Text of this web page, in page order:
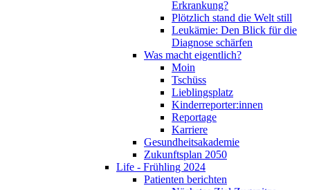
Erkrankung?
Plötzlich stand die Welt still
Leukämie: Den Blick für die
Diagnose schärfen
Was macht eigentlich?
Moin
Tschüss
Lieblingsplatz
Kinderreporter:innen
Reportage
Karriere
Gesundheitsakademie
Zukunftsplan 2050
Life - Frühling 2024
Patienten berichten